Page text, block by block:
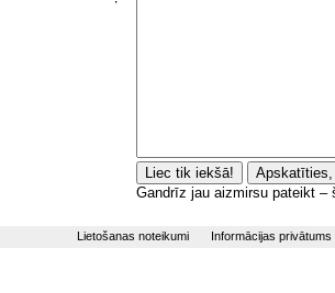
Gandrīz jau aizmirsu pateikt –
Lietošanas noteikumi Informācijas privātums